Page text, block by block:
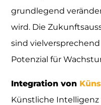
grundlegend
wird. Die
sind
Potenzial für
Integration von
Künstliche